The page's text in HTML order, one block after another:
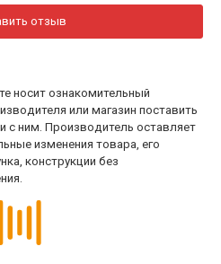
отзыв
носит ознакомительный
или магазин поставить
с ним. Производитель оставляет
изменения товара, его
конструкции без